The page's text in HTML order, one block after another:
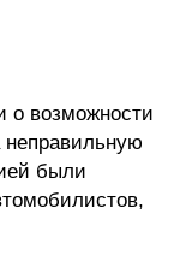
о возможности
были